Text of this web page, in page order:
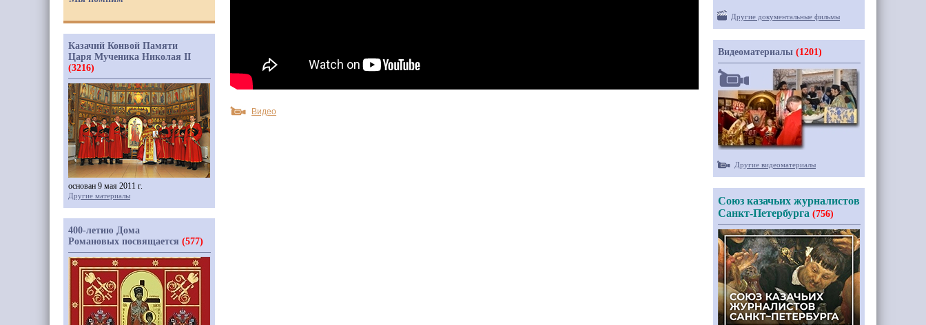
Видео
Казачий Конвой Памяти
Царя Мученика Николая II
(3216)
основан 9 мая 2011 г.
Другие материалы
400-летию Дома
Романовых посвящается (577)
Другие документальные фильмы
Видеоматериалы (1201)
Другие видеоматериалы
Союз казачьих журналистов
Санкт-Петербурга (756)